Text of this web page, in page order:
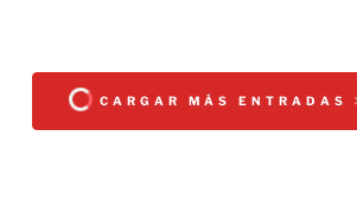
CARGAR MÁS ENTRADAS